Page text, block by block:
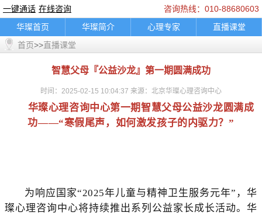
一键通话 在线咨询
咨询热线：010-88680603
华璨首页
华璨简介 心理专家
直播课堂
精彩推荐
婚烟情感 孩子教育
一键通话
轮播图片banner 底部图片
logo图
通知公告
首页>>直播课堂
智慧父母『公益沙龙』第一期圆满成功
时间：2025-02-15 10:04:37 来源：北京华璨心理咨询中心
华璨心理咨询中心第一期智慧父母公益沙龙圆满成
功——“寒假尾声，如何激发孩子的内驱力？ ”
为响应国家“2025年儿童与精神卫生服务元年”，华
璨心理咨询中心将持续推出系列公益家长成长活动。华